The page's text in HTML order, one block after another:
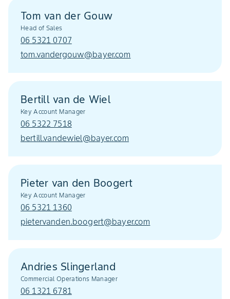
Tom van der Gouw
Head of Sales
06 5321 0707
tom.vandergouw@bayer.com
Bertill van de Wiel
Key Account Manager
06 5322 7518
bertill.vandewiel@bayer.com
Pieter van den Boogert
Key Account Manager
06 5321 1360
pietervanden.boogert@bayer.com
Andries Slingerland
Commercial Operations Manager
06 1321 6781